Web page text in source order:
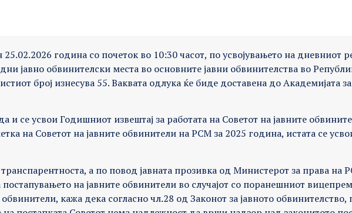
година со почеток во 10:30 часот, по усвојувањето на дневниот
јавно обвинителски места во основните јавни обвинителства во
број изнесува 55. Ваквата одлука ќе биде доставена до Академијата
и се усвои Годишниот извештај за работата на Советот на јавните
на Советот на јавните обвинители на РСМ за 2025 година, истата се
а по повод јавната прозивка од Министерот за права на
на јавните обвинители во случајот со поранешниот
кажа дека согласно чл.28 од Законот за јавното обвинителство,